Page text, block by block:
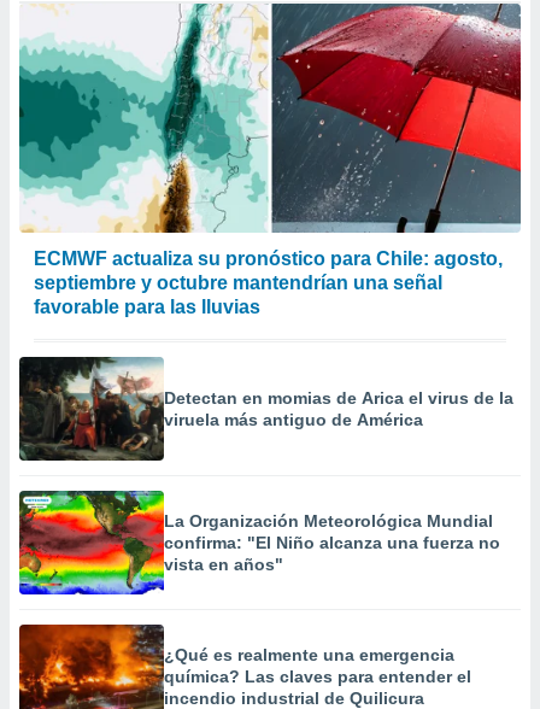
ECMWF actualiza su pronóstico para Chile: agosto,
septiembre y octubre mantendrían una señal
favorable para las lluvias
Detectan en momias de Arica el virus de la
viruela más antiguo de América
La Organización Meteorológica Mundial
confirma: "El Niño alcanza una fuerza no
vista en años"
¿Qué es realmente una emergencia
química? Las claves para entender el
incendio industrial de Quilicura